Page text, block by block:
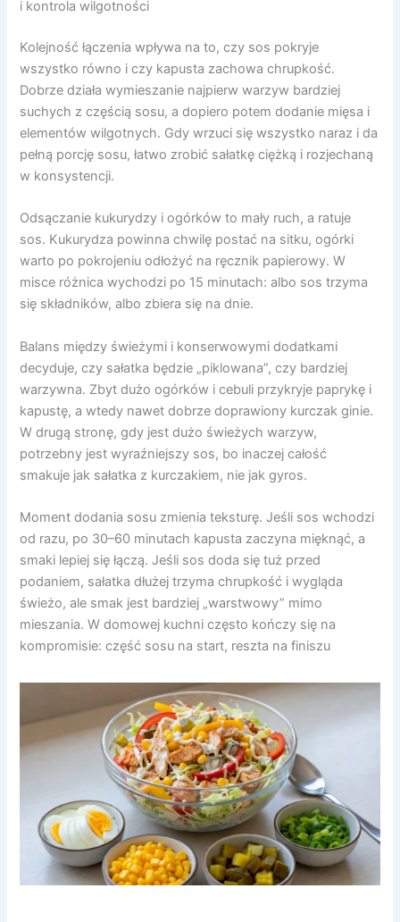
i kontrola wilgotności
Kolejność łączenia wpływa na to, czy sos pokryje
wszystko równo i czy kapusta zachowa chrupkość.
Dobrze działa wymieszanie najpierw warzyw bardziej
suchych z częścią sosu, a dopiero potem dodanie mięsa i
elementów wilgotnych. Gdy wrzuci się wszystko naraz i da
pełną porcję sosu, łatwo zrobić sałatkę ciężką i rozjechaną
w konsystencji.
Odsączanie kukurydzy i ogórków to mały ruch, a ratuje
sos. Kukurydza powinna chwilę postać na sitku, ogórki
warto po pokrojeniu odłożyć na ręcznik papierowy. W
misce różnica wychodzi po 15 minutach: albo sos trzyma
się składników, albo zbiera się na dnie.
Balans między świeżymi i konserwowymi dodatkami
decyduje, czy sałatka będzie „piklowana”, czy bardziej
warzywna. Zbyt dużo ogórków i cebuli przykryje paprykę i
kapustę, a wtedy nawet dobrze doprawiony kurczak ginie.
W drugą stronę, gdy jest dużo świeżych warzyw,
potrzebny jest wyraźniejszy sos, bo inaczej całość
smakuje jak sałatka z kurczakiem, nie jak gyros.
Moment dodania sosu zmienia teksturę. Jeśli sos wchodzi
od razu, po 30–60 minutach kapusta zaczyna mięknąć, a
smaki lepiej się łączą. Jeśli sos doda się tuż przed
podaniem, sałatka dłużej trzyma chrupkość i wygląda
świeżo, ale smak jest bardziej „warstwowy” mimo
mieszania. W domowej kuchni często kończy się na
kompromisie: część sosu na start, reszta na finiszu